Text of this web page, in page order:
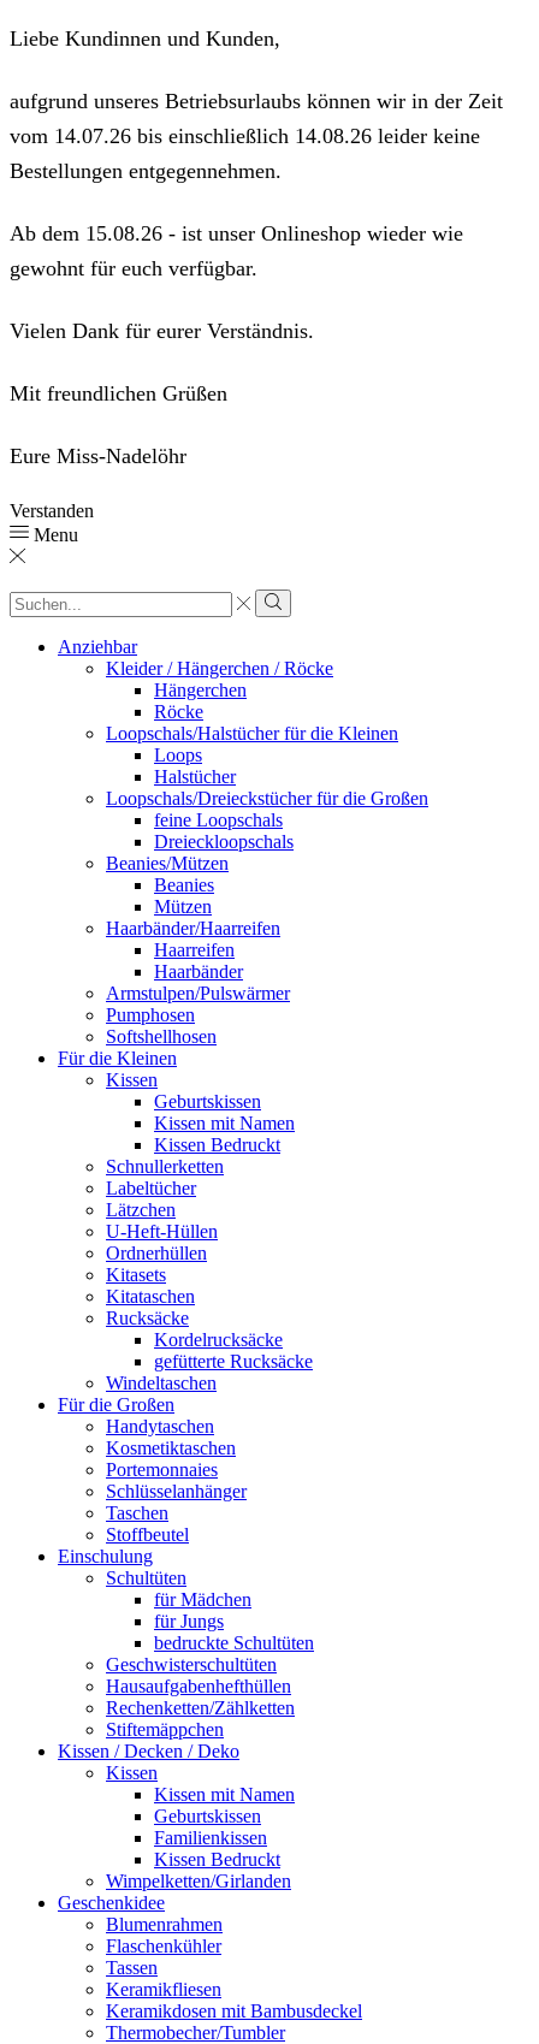
Liebe Kundinnen und Kunden,
aufgrund unseres Betriebsurlaubs können wir in der Zeit
vom 14.07.26 bis einschließlich 14.08.26 leider keine
Bestellungen entgegennehmen.
Ab dem 15.08.26 - ist unser Onlineshop wieder wie
gewohnt für euch verfügbar.
Vielen Dank für eurer Verständnis.
Mit freundlichen Grüßen
Eure Miss-Nadelöhr
Verstanden
Menu
Sucheingabe
Suche
Anziehbar
Kleider / Hängerchen / Röcke
Hängerchen
Röcke
Loopschals/Halstücher für die Kleinen
Loops
Halstücher
Loopschals/Dreieckstücher für die Großen
feine Loopschals
Dreieckloopschals
Beanies/Mützen
Beanies
Mützen
Haarbänder/Haarreifen
Haarreifen
Haarbänder
Armstulpen/Pulswärmer
Pumphosen
Softshellhosen
Für die Kleinen
Kissen
Geburtskissen
Kissen mit Namen
Kissen Bedruckt
Schnullerketten
Labeltücher
Lätzchen
U-Heft-Hüllen
Ordnerhüllen
Kitasets
Kitataschen
Rucksäcke
Kordelrucksäcke
gefütterte Rucksäcke
Windeltaschen
Für die Großen
Handytaschen
Kosmetiktaschen
Portemonnaies
Schlüsselanhänger
Taschen
Stoffbeutel
Einschulung
Schultüten
für Mädchen
für Jungs
bedruckte Schultüten
Geschwisterschultüten
Hausaufgabenhefthüllen
Rechenketten/Zählketten
Stiftemäppchen
Kissen / Decken / Deko
Kissen
Kissen mit Namen
Geburtskissen
Familienkissen
Kissen Bedruckt
Wimpelketten/Girlanden
Geschenkidee
Blumenrahmen
Flaschenkühler
Tassen
Keramikfliesen
Keramikdosen mit Bambusdeckel
Thermobecher/Tumbler